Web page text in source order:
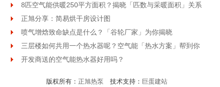
8匹空气能供暖250平方面积？揭晓「匹数与采暖面积」关系
正旭分享：简易烘干房设计图
喷气增焓致命缺点是什么？「谷轮厂家」为你揭晓
三层楼如何共用一个热水器呢？空气能「热水方案」帮到你
开发商送的空气能热水器好用吗？
版权所有： 正旭热泵 技术支持： 巨蛋建站